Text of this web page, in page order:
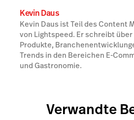
Kevin Daus
Kevin Daus ist Teil des Content
von Lightspeed. Er schreibt
Produkte,
Trends in den Bereichen E-
und Gastronomie.
Verwandte